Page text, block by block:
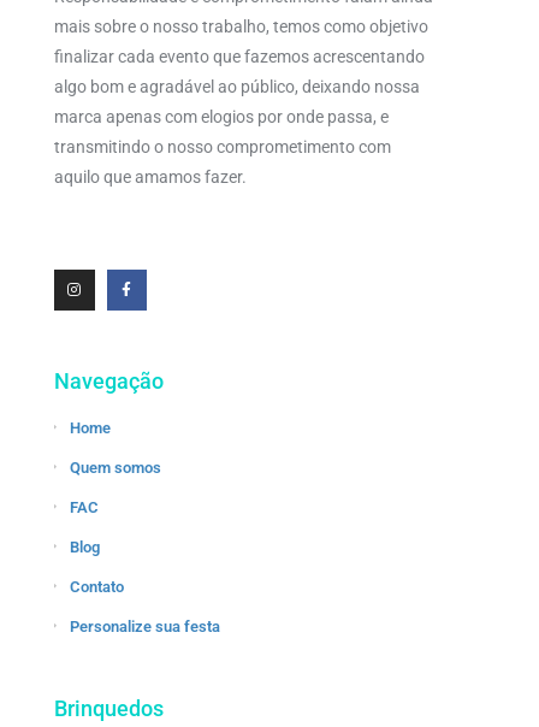
mais sobre o nosso trabalho, temos como objetivo
finalizar cada evento que fazemos acrescentando
algo bom e agradável ao público, deixando nossa
marca apenas com elogios por onde passa, e
transmitindo o nosso comprometimento com
aquilo que amamos fazer.
Navegação
Home
Quem somos
FAC
Blog
Contato
Personalize sua festa
Brinquedos